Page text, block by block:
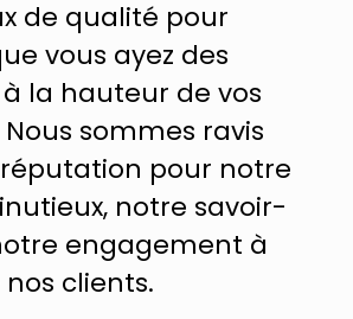
de qualité pour
vous ayez des
la hauteur de vos
sommes ravis
pour notre
notre savoir-
engagement à
clients.